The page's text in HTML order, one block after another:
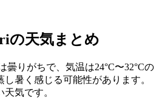
の天気まとめ
曇りがちで、気温は24°C〜32°Cの
暑く感じる可能性があります。
気です。